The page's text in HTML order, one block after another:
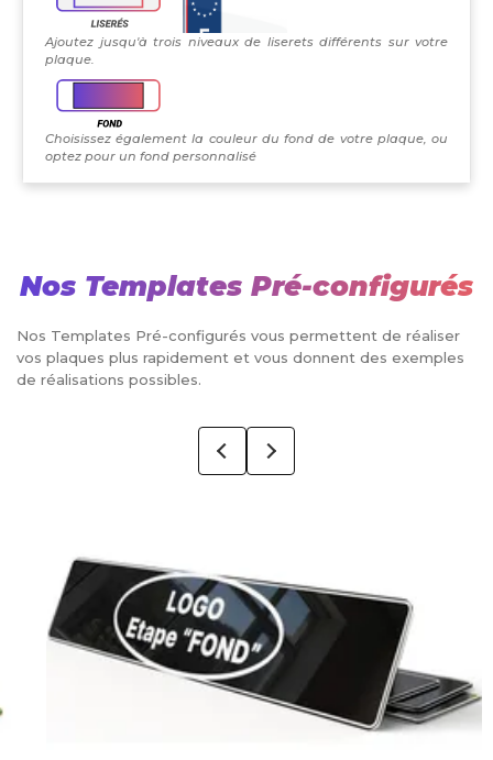
Ajoutez jusqu'à trois niveaux de liserets différents sur votre
plaque.
Choisissez également la couleur du fond de votre plaque, ou
optez pour un fond personnalisé
Nos Templates Pré-configurés
Nos Templates Pré-configurés vous permettent de réaliser
vos plaques plus rapidement et vous donnent des exemples
de réalisations possibles.